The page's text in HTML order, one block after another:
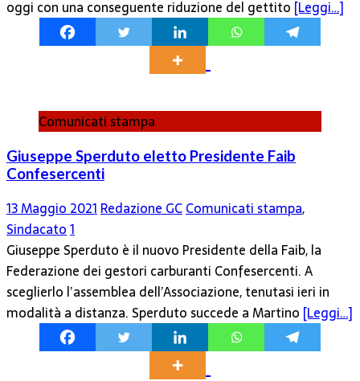
oggi con una conseguente riduzione del gettito [Leggi…]
Comunicati stampa
Giuseppe Sperduto eletto Presidente Faib
Confesercenti
13 Maggio 2021 Redazione GCComunicati stampa,
Sindacato1
Giuseppe Sperduto è il nuovo Presidente della Faib, la
Federazione dei gestori carburanti Confesercenti. A
sceglierlo l’assemblea dell’Associazione, tenutasi ieri in
modalità a distanza. Sperduto succede a Martino [Leggi…]